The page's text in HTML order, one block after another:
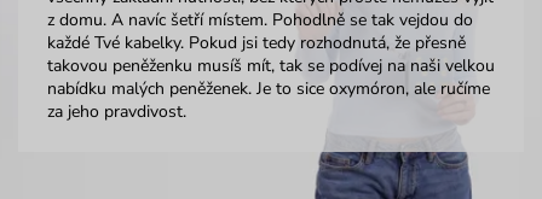
z domu. A navíc šetří místem. Pohodlně se tak vejdou do
každé Tvé kabelky. Pokud jsi tedy rozhodnutá, že přesně
takovou peněženku musíš mít, tak se podívej na naši velkou
nabídku malých peněženek. Je to sice oxymóron, ale ručíme
za jeho pravdivost.